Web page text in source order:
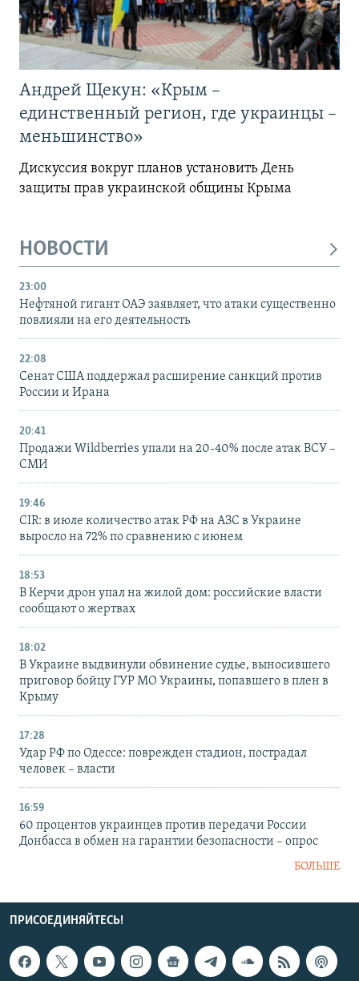
Андрей Щекун: «Крым –
единственный регион, где украинцы –
меньшинство»
Дискуссия вокруг планов установить День
защиты прав украинской общины Крыма
НОВОСТИ
23:00
Нефтяной гигант ОАЭ заявляет, что атаки существенно
повлияли на его деятельность
22:08
Сенат США поддержал расширение санкций против
России и Ирана
20:41
Продажи Wildberries упали на 20-40% после атак ВСУ –
СМИ
19:46
CIR: в июле количество атак РФ на АЗС в Украине
выросло на 72% по сравнению с июнем
18:53
В Керчи дрон упал на жилой дом: российские власти
сообщают о жертвах
18:02
В Украине выдвинули обвинение судье, выносившего
приговор бойцу ГУР МО Украины, попавшего в плен в
Крыму
17:28
Удар РФ по Одессе: поврежден стадион, пострадал
человек – власти
16:59
60 процентов украинцев против передачи России
Донбасса в обмен на гарантии безопасности – опрос
БОЛЬШЕ
ПРИСОЕДИНЯЙТЕСЬ!